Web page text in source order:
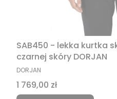
SAB450 - lekka kurtka
czarnej skóry DORJAN
PRODUCENT
DORJAN
Cena
1 769,00 zł